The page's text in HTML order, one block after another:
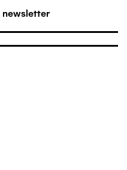
newsletter